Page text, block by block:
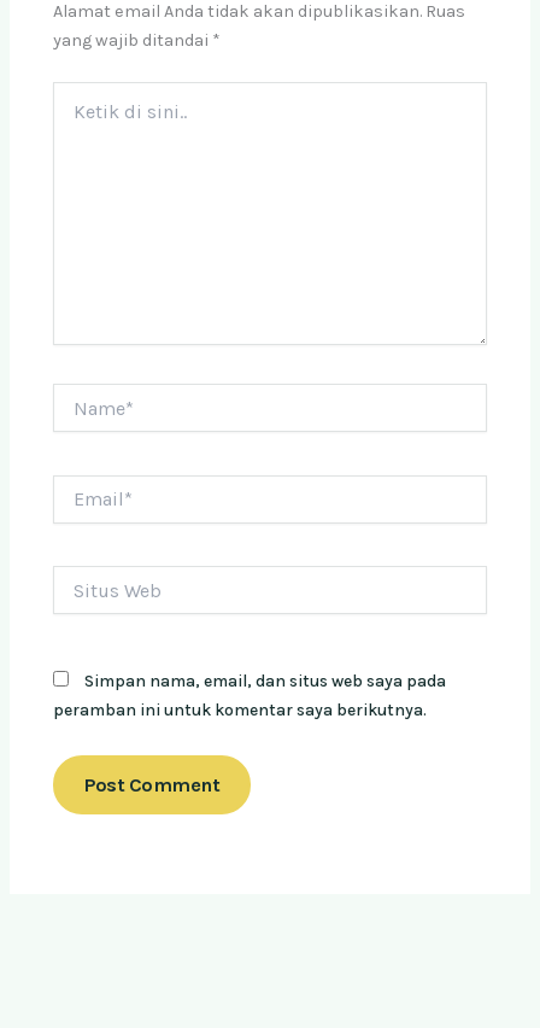
Alamat email Anda tidak akan dipublikasikan. Ruas
yang wajib ditandai *
Web
Simpan nama, email, dan situs web saya pada
peramban ini untuk komentar saya berikutnya.